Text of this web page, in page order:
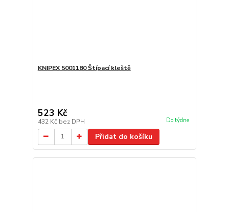
KNIPEX 5001180 Štípací kleště
523 Kč
432 Kč bez DPH Do týdne
Přidat do košíku